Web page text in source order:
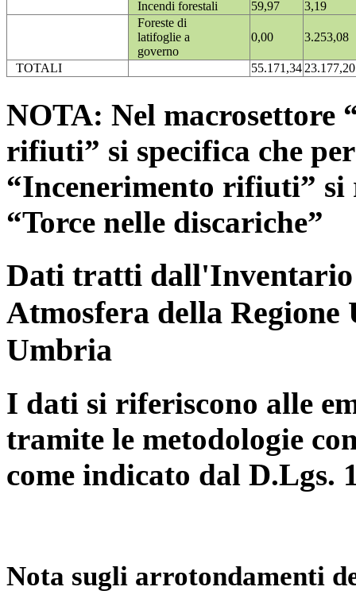
Incendi forestali 59,97
3,19
Foreste di
latifoglie a
governo
0,00 3.253,08
TOTALI 55.171,3423.177,20
NOTA: Nel macrosettore
rifiuti” si specifica che
“Incenerimento rifiuti”
“Torce nelle discariche”
Dati tratti dall'Inventario
Atmosfera della
Umbria
I dati si riferiscono alle
tramite le metodologie
come indicato dal D.Lgs.
Nota sugli arrotondamenti